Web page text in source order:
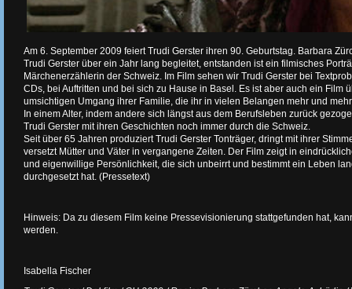
Am 6. September 2009 feiert Trudi Gerster ihren 90. Geburtstag. Barbara
Trudi Gerster über ein Jahr lang begleitet, entstanden ist ein filmisches
Märchenerzählerin der Schweiz. Im Film sehen wir Trudi Gerster bei
CDs, bei Auftritten und bei sich zu Hause in Basel. Es ist aber auch ein Film
umsichtigen Umgang ihrer Familie, die ihr in vielen Belangen mehr und
In einem Alter, indem andere sich längst aus dem Berufsleben zurück
Trudi Gerster mit ihren Geschichten noch immer durch die Schweiz.
Seit über 65 Jahren produziert Trudi Gerster Tonträger, dringt mit ihrer
versetzt Mütter und Väter in vergangene Zeiten. Der Film zeigt in
und eigenwillige Persönlichkeit, die sich unbeirrt und bestimmt ein Leben
durchgesetzt hat. (Pressetext)
Hinweis: Da zu diesem Film keine Pressevisionierung stattgefunden hat,
werden.
Isabella Fischer